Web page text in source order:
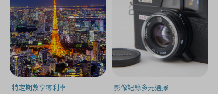
特定期數享零利率 影像記錄多元選擇